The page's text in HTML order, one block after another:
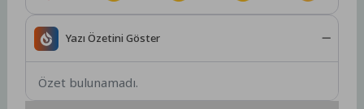
Yazı Özetini Göster
Özet bulunamadı.